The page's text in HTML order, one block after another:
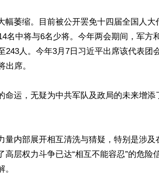
幅萎缩。目前被公开罢免十四届全国人大
名中将与6名少将。今年两会期间，军方
人。今年3月7日习近平出席该代表团
席。
命运，无疑为中共军队及政局的未来增添
量内部展开相互清洗与猜疑，特别是涉及
层权力斗争已达“相互不能容忍”的危险